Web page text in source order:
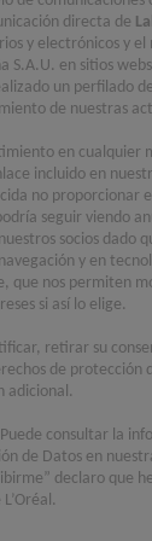
Limpia.
Tonifica.
directa de
y electrónicos y el
S.A.U. en sitios
un perfilado
de nuestras
en cualquier
incluido en
no proporcionar
seguir viendo
socios dado
y en
que nos permiten
si así lo elige.
retirar su
de protección
adicional.
consultar la
de Datos en
declaro que
L’Oréal.